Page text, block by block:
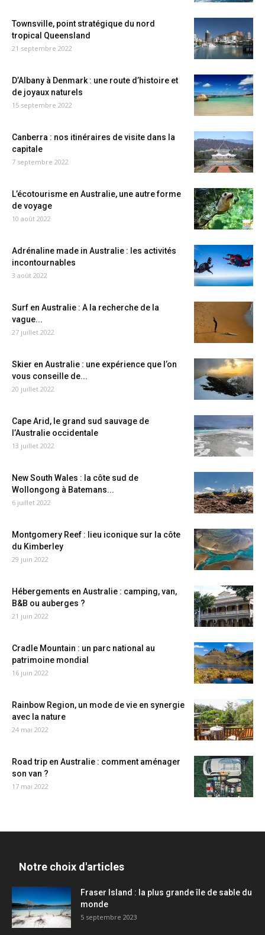
Townsville, point stratégique du nord
tropical Queensland
21 septembre 2022
D’Albany à Denmark : une route d’histoire et
de joyaux naturels
15 septembre 2022
Canberra : nos itinéraires de visite dans la
capitale
7 septembre 2022
L’écotourisme en Australie, une autre forme
de voyage
10 août 2022
Adrénaline made in Australie : les activités
incontournables
3 août 2022
Surf en Australie : A la recherche de la
vague...
27 juillet 2022
Skier en Australie : une expérience que l’on
vous conseille de...
20 juillet 2022
Cape Arid, le grand sud sauvage de
l’Australie occidentale
13 juillet 2022
New South Wales : la côte sud de
Wollongong à Batemans...
6 juillet 2022
Montgomery Reef : lieu iconique sur la côte
du Kimberley
29 juin 2022
Hébergements en Australie : camping, van,
B&B ou auberges ?
21 juin 2022
Cradle Mountain : un parc national au
patrimoine mondial
16 juin 2022
Rainbow Region, un mode de vie en synergie
avec la nature
24 mai 2022
Road trip en Australie : comment aménager
son van ?
17 mai 2022
Notre choix d'articles
Fraser Island : la plus grande île de sable du
monde
5 septembre 2023